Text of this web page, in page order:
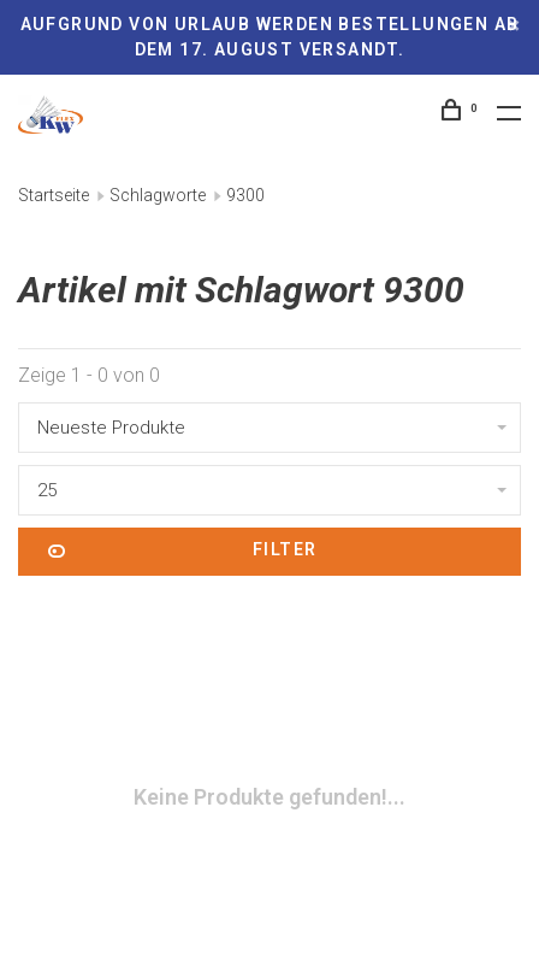
AUFGRUND VON URLAUB WERDEN BESTELLUNGEN AB
DEM 17. AUGUST VERSANDT.
0
Startseite Schlagworte 9300
Artikel mit Schlagwort 9300
Zeige 1 - 0 von 0
Neueste Produkte
25
FILTER
Keine Produkte gefunden!...